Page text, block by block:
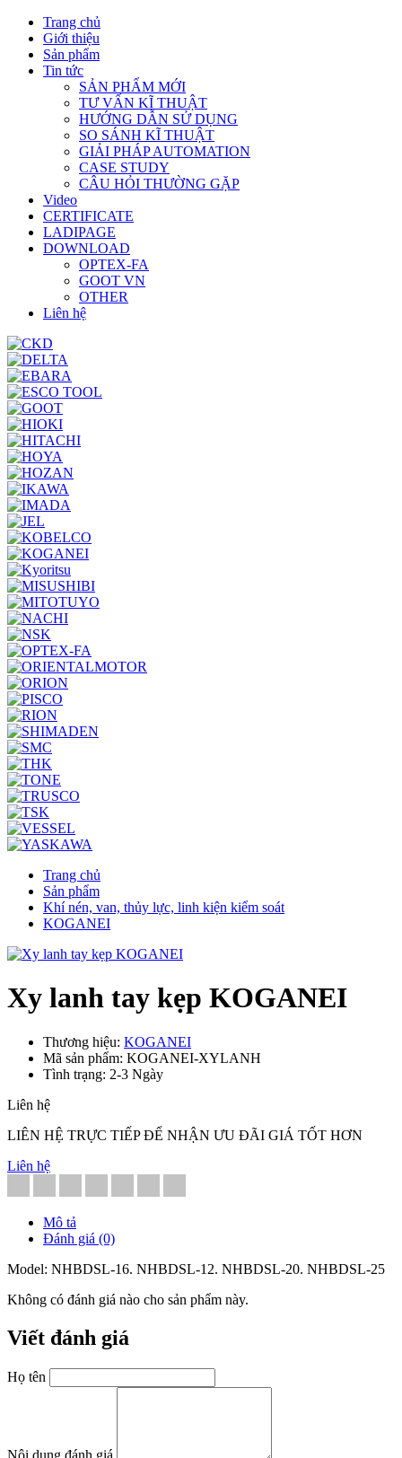
Trang chủ
Giới thiệu
Sản phẩm
Tin tức
SẢN PHẨM MỚI
TƯ VẤN KĨ THUẬT
HƯỚNG DẪN SỬ DỤNG
SO SÁNH KĨ THUẬT
GIẢI PHÁP AUTOMATION
CASE STUDY
CÂU HỎI THƯỜNG GẶP
Video
CERTIFICATE
LADIPAGE
DOWNLOAD
OPTEX-FA
GOOT VN
OTHER
Liên hệ
Trang chủ
Sản phẩm
Khí nén, van, thủy lực, linh kiện kiểm soát
KOGANEI
Xy lanh tay kẹp KOGANEI
Thương hiệu: KOGANEI
Mã sản phẩm: KOGANEI-XYLANH
Tình trạng: 2-3 Ngày
Liên hệ
LIÊN HỆ TRỰC TIẾP ĐỂ NHẬN ƯU ĐÃI GIÁ TỐT HƠN
Liên hệ
Mô tả
Đánh giá (0)
Model: NHBDSL-16. NHBDSL-12. NHBDSL-20. NHBDSL-25
Không có đánh giá nào cho sản phẩm này.
Viết đánh giá
Họ tên
Nội dung đánh giá